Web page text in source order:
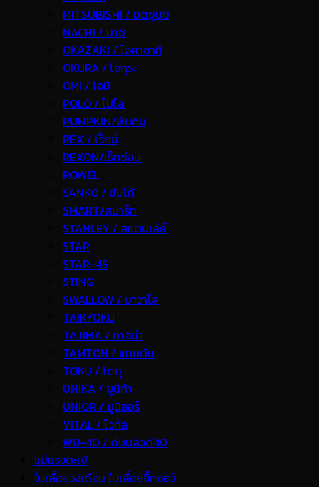
MITSUBISHI / มิตซูบิชิ
NACHI / นาชิ
OKAZAKI / โอคาซากิ
OKURA / โอกุระ
OMI / โอมิ
POLO / โปโล
PUMPKIN/พัมคิน
REX / เร็กช์
REXON/เร็กซ่อน
ROWEL
SANKO / ซันโก้
SMART/สมาร์ท
STANLEY / สแตนเล่ย์
STAR
STAR-45
STING
SWALLOW / ซาวาโล
TAIKYOKU
TAJIMA / ทาจิม่า
TAMTON / แทมตัน
TOKU / โตกุ
UNIKA / ยูนิก้า
UNIOR / ยูนิออร์
VITAL / ไวทัล
WD-40 / ดับบลิวดี40
แม่แรงตะเข้
ใบเลื่อยวงเดือน ใบเลื่อยจิ๊กซอว์